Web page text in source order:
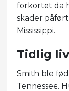
forkortet da
skader
Mississippi.
Tidlig liv
Smith ble
Tennessee.